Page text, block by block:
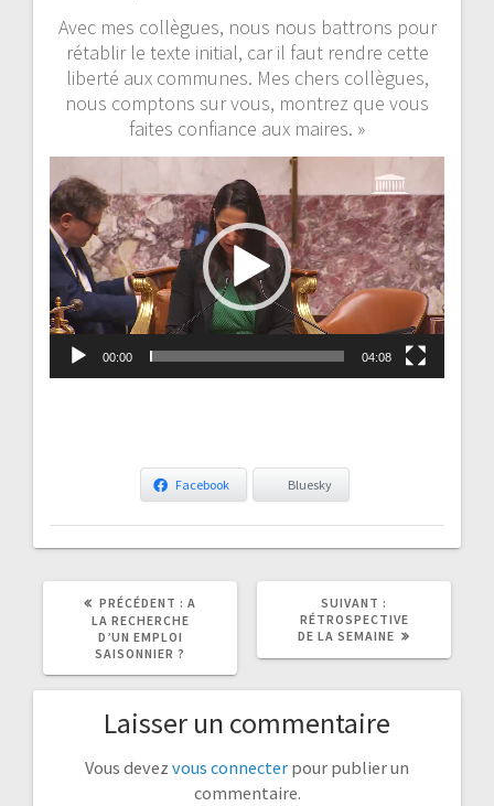
Avec mes collègues, nous nous battrons pour
rétablir le texte initial, car il faut rendre cette
liberté aux communes. Mes chers collègues,
nous comptons sur vous, montrez que vous
faites confiance aux maires. »
Lecteur
vidéo
00:00 04:08
Facebook Bluesky
PRÉCÉDENT :
ARTICLE
PRÉCÉDENT
A
LA RECHERCHE
D’UN EMPLOI
SAISONNIER ?
SUIVANT :
ARTICLE
SUIVANT
RÉTROSPECTIVE
DE LA SEMAINE
Laisser un commentaire
Vous devez vous connecter pour publier un
commentaire.